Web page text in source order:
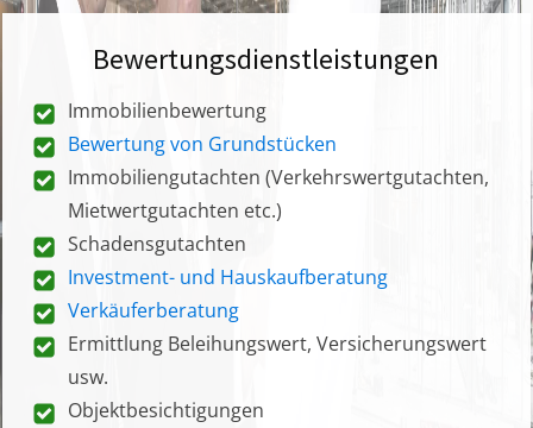
Bewertungsdienstleistungen
Immobilienbewertung
Bewertung von Grundstücken
Immobiliengutachten (Verkehrswertgutachten,
Mietwertgutachten etc.)
Schadensgutachten
Investment- und Hauskaufberatung
Verkäuferberatung
Ermittlung Beleihungswert, Versicherungswert
usw.
Objektbesichtigungen